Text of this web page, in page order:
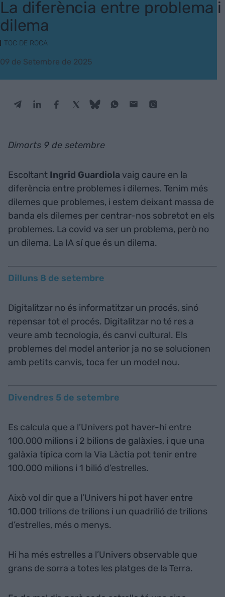
La diferència entre problema i
dilema
TOC DE ROCA
09 de Setembre de 2025
Dimarts 9 de setembre
Escoltant Ingrid Guardiola vaig caure en la
diferència entre problemes i dilemes. Tenim més
dilemes que problemes, i estem deixant massa de
banda els dilemes per centrar-nos sobretot en els
problemes. La covid va ser un problema, però no
un dilema. La IA sí que és un dilema.
Dilluns 8 de setembre
Digitalitzar no és informatitzar un procés, sinó
repensar tot el procés. Digitalitzar no té res a
veure amb tecnologia, és canvi cultural. Els
problemes del model anterior ja no se solucionen
amb petits canvis, toca fer un model nou.
Divendres 5 de setembre
Es calcula que a l’Univers pot haver-hi entre
100.000 milions i 2 bilions de galàxies, i que una
galàxia típica com la Via Làctia pot tenir entre
100.000 milions i 1 bilió d’estrelles.
Això vol dir que a l’Univers hi pot haver entre
10.000 trilions de trilions i un quadrilió de trilions
d’estrelles, més o menys.
Hi ha més estrelles a l’Univers observable que
grans de sorra a totes les platges de la Terra.